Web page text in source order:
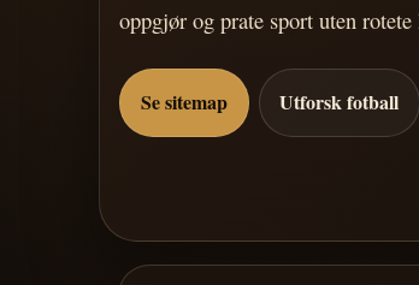
oppgjør og prate sport uten
Se sitemap Utforsk fotball